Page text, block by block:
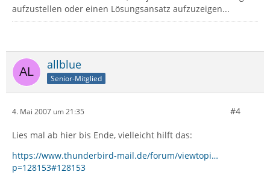
aufzustellen oder einen Lösungsansatz aufzuzeigen...
allblue
Senior-Mitglied
4. Mai 2007 um 21:35 #4
Lies mal ab hier bis Ende, vielleicht hilft das:
https://www.thunderbird-mail.de/forum/viewtopi…
p=128153#128153